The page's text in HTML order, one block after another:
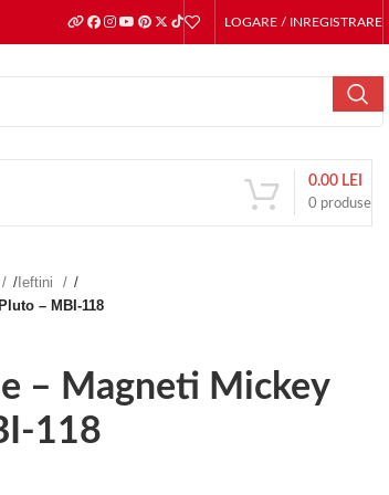
LOGARE / INREGISTRARE
0 produse
0.00 LEI
/ Ieftini
/
– MBI-118
– Magneti Mickey
118